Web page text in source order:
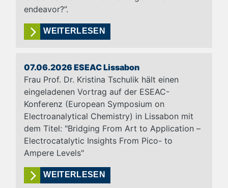
endeavor?”.
WEITERLESEN
07.06.2026 ESEAC Lissabon
Frau Prof. Dr. Kristina Tschulik hält einen
eingeladenen Vortrag auf der ESEAC-
Konferenz (European Symposium on
Electroanalytical Chemistry) in Lissabon mit
dem Titel: "Bridging From Art to Application –
Electrocatalytic Insights From Pico- to
Ampere Levels"
WEITERLESEN